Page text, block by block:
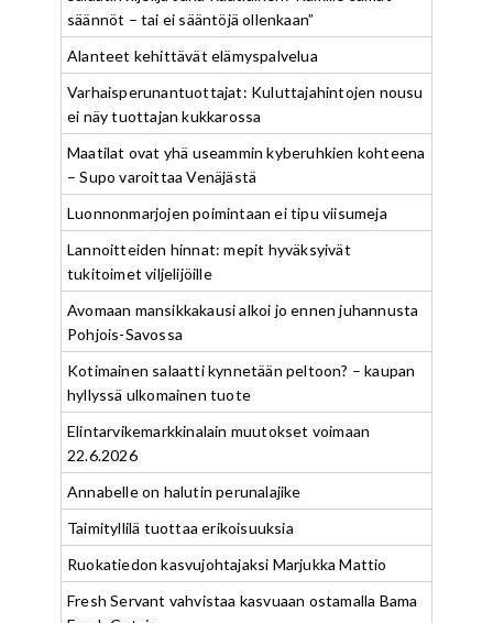
säännöt – tai ei sääntöjä ollenkaan”
Alanteet kehittävät elämyspalvelua
Varhaisperunantuottajat: Kuluttajahintojen nousu
ei näy tuottajan kukkarossa
Maatilat ovat yhä useammin kyberuhkien kohteena
– Supo varoittaa Venäjästä
Luonnonmarjojen poimintaan ei tipu viisumeja
Lannoitteiden hinnat: mepit hyväksyivät
tukitoimet viljelijöille
Avomaan mansikkakausi alkoi jo ennen juhannusta
Pohjois-Savossa
Kotimainen salaatti kynnetään peltoon? – kaupan
hyllyssä ulkomainen tuote
Elintarvikemarkkinalain muutokset voimaan
22.6.2026
Annabelle on halutin perunalajike
Taimityllilä tuottaa erikoisuuksia
Ruokatiedon kasvujohtajaksi Marjukka Mattio
Fresh Servant vahvistaa kasvuaan ostamalla Bama